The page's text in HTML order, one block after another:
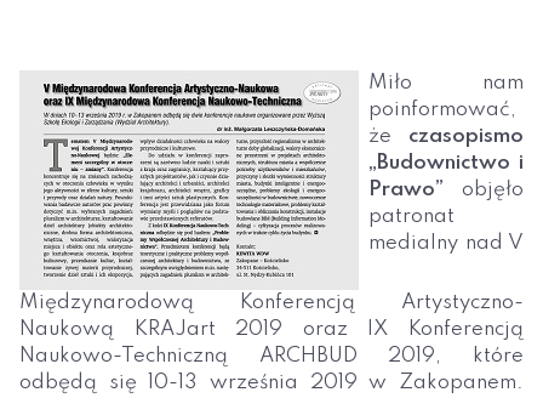
Miło nam
poinformować,
że czasopismo
„Budownictwo i
Prawo” objęło
patronat
medialny nad V
Międzynarodową Konferencją Artystyczno-
Naukową KRAJart 2019 oraz IX Konferencją
Naukowo-Techniczną ARCHBUD 2019, które
odbędą się 10-13 września 2019 w Zakopanem.